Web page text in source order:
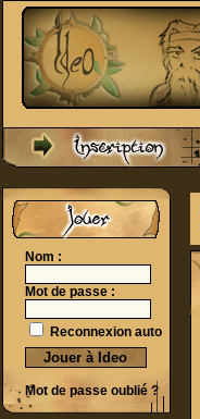
Nom :
Mot de passe :
Reconnexion auto
Mot de passe oublié ?